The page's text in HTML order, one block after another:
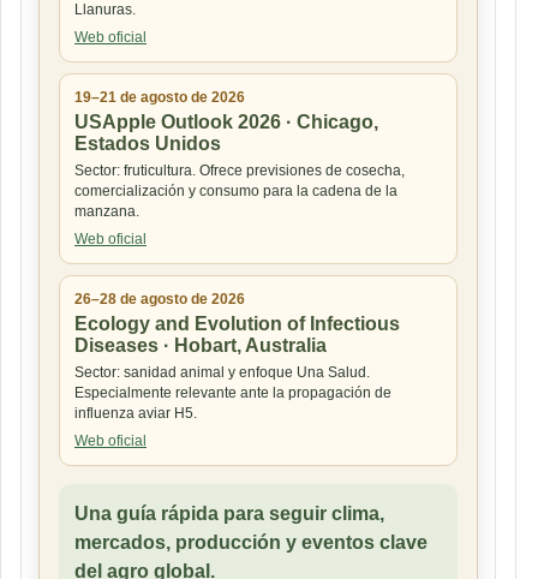
Llanuras.
Web oficial
19–21 de agosto de 2026
USApple Outlook 2026 · Chicago,
Estados Unidos
Sector: fruticultura. Ofrece previsiones de cosecha,
comercialización y consumo para la cadena de la
manzana.
Web oficial
26–28 de agosto de 2026
Ecology and Evolution of Infectious
Diseases · Hobart, Australia
Sector: sanidad animal y enfoque Una Salud.
Especialmente relevante ante la propagación de
influenza aviar H5.
Web oficial
Una guía rápida para seguir clima,
mercados, producción y eventos clave
del agro global.